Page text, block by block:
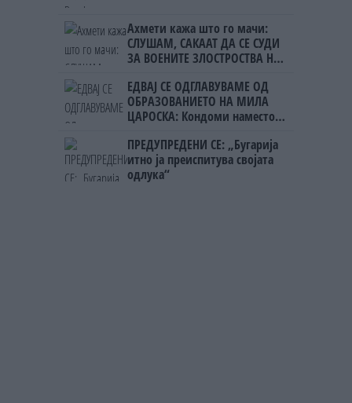
Ахмети кажа што го мачи:
СЛУШАМ, САКААТ ДА СЕ СУДИ
ЗА ВОЕНИТЕ ЗЛОСТРОСТВА НА
ЕДВАЈ СЕ ОДГЛАВУВАМЕ ОД
ОБРАЗОВАНИЕТО НА МИЛА
ЦАРОСКА: Кондоми наместо
ПРЕДУПРЕДЕНИ СЕ: „Бугарија
итно ја преиспитува својата
одлука“